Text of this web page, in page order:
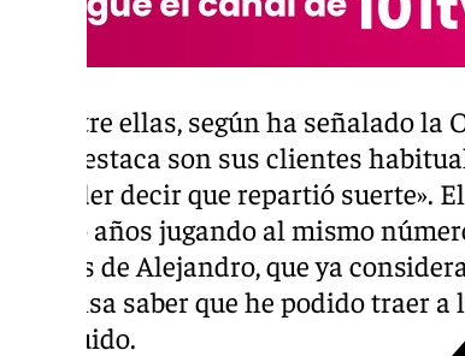
De entre ellas, según ha señalado
más destaca son sus clientes
de poder decir que repartió suerte».
cuatro años jugando al mismo
diarios de Alejandro, que ya
inmensa saber que he podido traer a
concluido.